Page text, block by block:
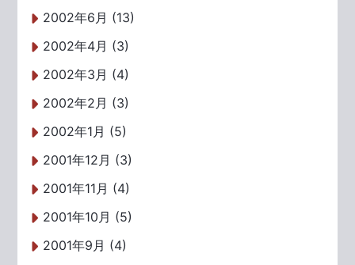
2002年6月 (13)
2002年4月 (3)
2002年3月 (4)
2002年2月 (3)
2002年1月 (5)
2001年12月 (3)
2001年11月 (4)
2001年10月 (5)
2001年9月 (4)